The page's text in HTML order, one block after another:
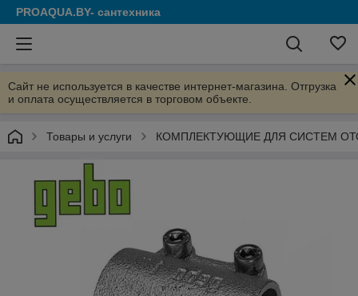
PROAQUA.BY- сантехника
Сайт не используется в качестве интернет-магазина. Отгрузка
и оплата осуществляется в торговом объекте.
Товары и услуги КОМПЛЕКТУЮЩИЕ ДЛЯ СИСТЕМ